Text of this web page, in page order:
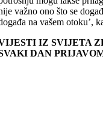
važno ono što se
na vašem otoku’,
IZ SVIJETA
DAN